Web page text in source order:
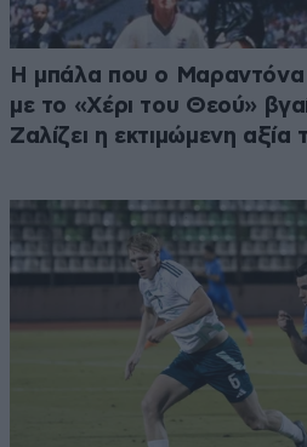
Η μπάλα που ο Μαραντόνα
με το «Χέρι του Θεού»
Ζαλίζει η εκτιμώμενη αξία